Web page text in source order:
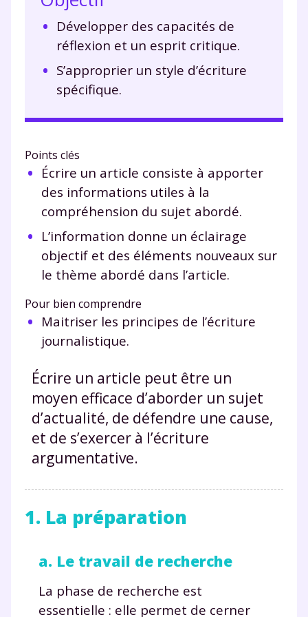
Développer des capacités de
réflexion et un esprit critique.
S’approprier un style d’écriture
spécifique.
Points clés
Écrire un article consiste à apporter
des informations utiles à la
compréhension du sujet abordé.
L’information donne un éclairage
objectif et des éléments nouveaux sur
le thème abordé dans l’article.
Pour bien comprendre
Maitriser les principes de l’écriture
journalistique.
Écrire un article peut être un
moyen efficace d’aborder un sujet
d’actualité, de défendre une cause,
et de s’exercer à l’écriture
argumentative.
1. La préparation
a. Le travail de recherche
La phase de recherche est
essentielle : elle permet de cerner